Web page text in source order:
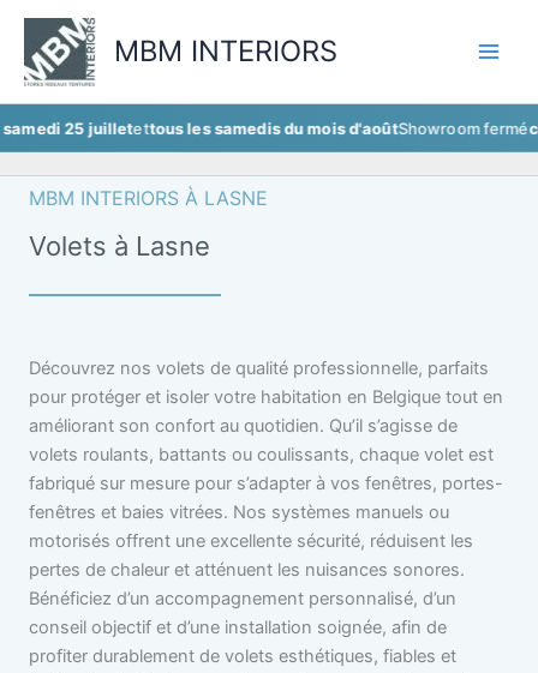
Aller
contenu
MBM INTERIORS
juillet ettous les samedis du mois d'aoûtShowroom ferméce
MBM INTERIORS À LASNE
Volets à Lasne
Découvrez nos volets de qualité professionnelle, parfaits
pour protéger et isoler votre habitation en Belgique tout en
améliorant son confort au quotidien. Qu’il s’agisse de
volets roulants, battants ou coulissants, chaque volet est
fabriqué sur mesure pour s’adapter à vos fenêtres, portes-
fenêtres et baies vitrées. Nos systèmes manuels ou
motorisés offrent une excellente sécurité, réduisent les
pertes de chaleur et atténuent les nuisances sonores.
Bénéficiez d’un accompagnement personnalisé, d’un
conseil objectif et d’une installation soignée, afin de
profiter durablement de volets esthétiques, fiables et